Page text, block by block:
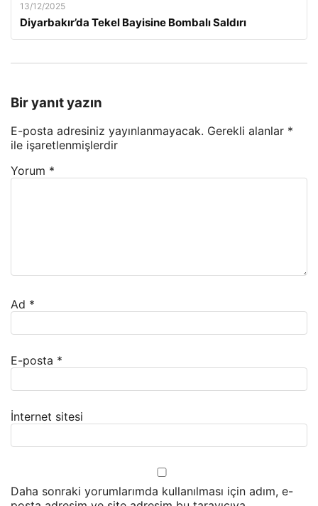
13/12/2025
Diyarbakır’da Tekel Bayisine Bombalı Saldırı
Bir yanıt yazın
E-posta adresiniz yayınlanmayacak. Gerekli alanlar *
ile işaretlenmişlerdir
Yorum *
Ad *
E-posta *
İnternet sitesi
Daha sonraki yorumlarımda kullanılması için adım, e-